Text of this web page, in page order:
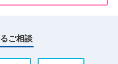
ご相談